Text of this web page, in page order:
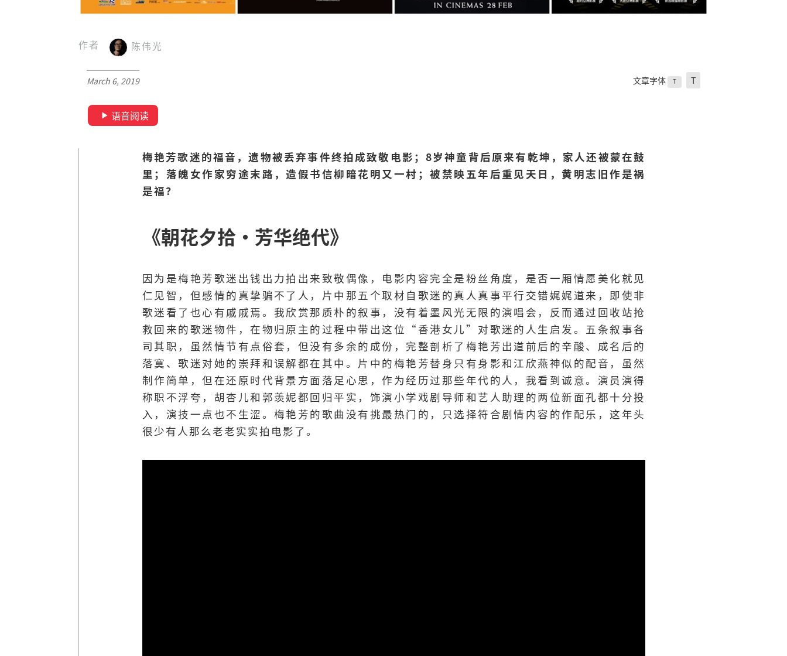
作者 陈伟光
March 6, 2019 文章字体 T T
语音阅读
梅艳芳歌迷的福音，遗物被丢弃事件终拍成致敬电影；8岁神童背后原来有乾坤，家人还被蒙在鼓
里；落魄女作家穷途末路，造假书信柳暗花明又一村；被禁映五年后重见天日，黄明志旧作是祸
是福？
《朝花夕拾·芳华绝代》
因为是梅艳芳歌迷出钱出力拍出来致敬偶像，电影内容完全是粉丝角度，是否一厢情愿美化就见
仁见智，但感情的真挚骗不了人，片中那五个取材自歌迷的真人真事平行交错娓娓道来，即使非
歌迷看了也心有戚戚焉。我欣赏那质朴的叙事，没有着墨风光无限的演唱会，反而通过回收站抢
救回来的歌迷物件，在物归原主的过程中带出这位“香港女儿”对歌迷的人生启发。五条叙事各
司其职，虽然情节有点俗套，但没有多余的成份，完整剖析了梅艳芳出道前后的辛酸、成名后的
落寞、歌迷对她的崇拜和误解都在其中。片中的梅艳芳替身只有身影和江欣燕神似的配音，虽然
制作简单，但在还原时代背景方面落足心思，作为经历过那些年代的人，我看到诚意。演员演得
称职不浮夸，胡杏儿和郭羡妮都回归平实，饰演小学戏剧导师和艺人助理的两位新面孔都十分投
入，演技一点也不生涩。梅艳芳的歌曲没有挑最热门的，只选择符合剧情内容的作配乐，这年头
很少有人那么老老实实拍电影了。